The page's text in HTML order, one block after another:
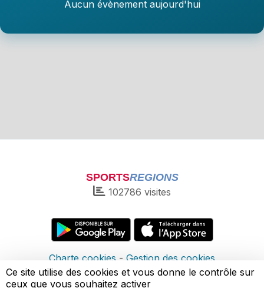
Aucun évènement aujourd'hui
SPORTSREGIONS
102786 visites
Charte cookies
Gestion des cookies
Informations légales
Signaler un contenu inapproprié
Ce site utilise des cookies et vous donne le contrôle sur
ceux que vous souhaitez activer